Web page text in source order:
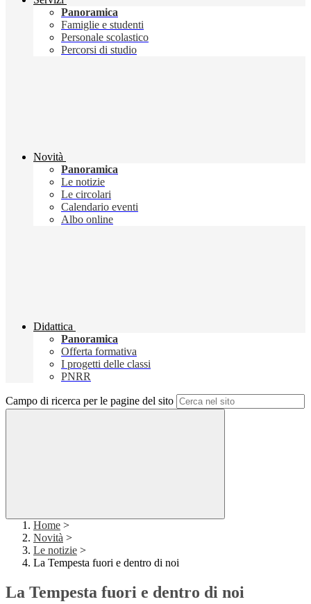
Panoramica
Famiglie e studenti
Personale scolastico
Percorsi di studio
Novità
Panoramica
Le notizie
Le circolari
Calendario eventi
Albo online
Didattica
Panoramica
Offerta formativa
I progetti delle classi
PNRR
Campo di ricerca per le pagine del sito
Home >
Novità >
Le notizie >
La Tempesta fuori e dentro di noi
La Tempesta fuori e dentro di noi